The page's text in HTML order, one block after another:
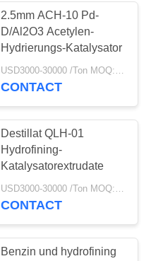
2.5mm ACH-10 Pd-
D/Al2O3 Acetylen-
Hydrierungs-Katalysator
CONTACT
Destillat QLH-01
Hydrofining-
Katalysatorextrudate
CONTACT
Benzin und hydrofining